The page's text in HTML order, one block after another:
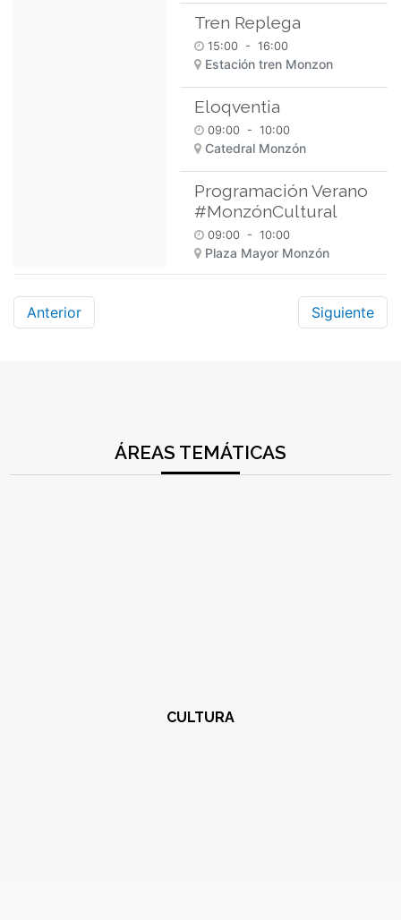
Tren Replega
15:00 - 16:00
Estación tren Monzon
Eloqventia
09:00 - 10:00
Catedral Monzón
Programación Verano
#MonzónCultural
09:00 - 10:00
Plaza Mayor Monzón
Anterior Siguiente
ÁREAS TEMÁTICAS
CULTURA